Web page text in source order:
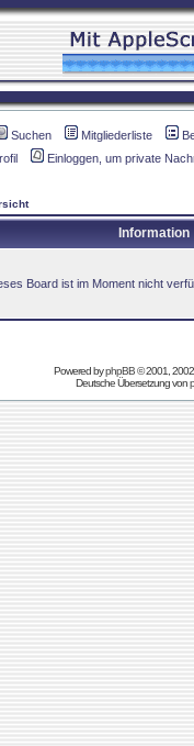
Suchen Mitgliederliste
Einloggen, um private
Information
Board ist im Moment nicht
Powered byphpBB© 2001,
Deutsche Übersetzung von